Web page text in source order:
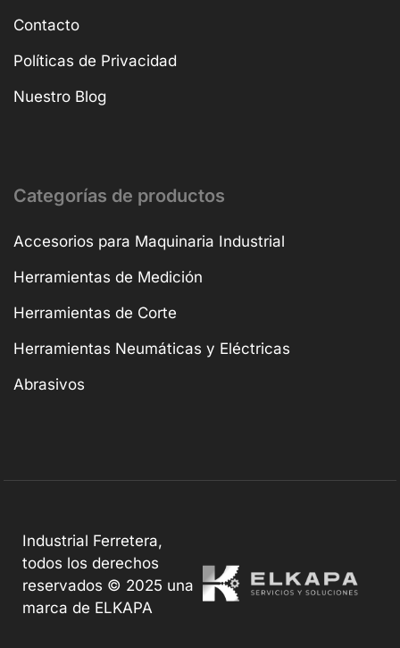
Contacto
Políticas de Privacidad
Nuestro Blog
Categorías de productos
Accesorios para Maquinaria Industrial
Herramientas de Medición
Herramientas de Corte
Herramientas Neumáticas y Eléctricas
Abrasivos
Industrial Ferretera,
todos los derechos
reservados © 2025 una
marca de ELKAPA